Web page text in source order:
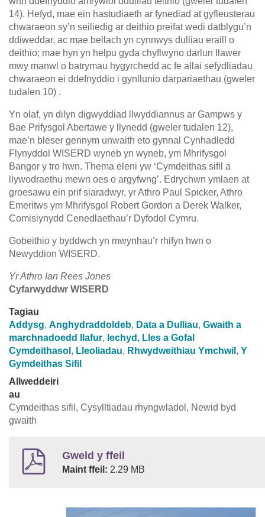
14). Hefyd, mae ein hastudiaeth ar fynediad at gyfleusterau
chwaraeon sy’n seiliedig ar deithio preifat wedi datblygu’n
ddiweddar, ac mae bellach yn cynnwys dulliau eraill o
deithio; mae hyn yn helpu gyda chyflwyno darlun llawer
mwy manwl o batrymau hygyrchedd ac fe allai sefydliadau
chwaraeon ei ddefnyddio i gynllunio darpariaethau (gweler
tudalen 10) .
Yn olaf, yn dilyn digwyddiad llwyddiannus ar Gampws y
Bae Prifysgol Abertawe y llynedd (gweler tudalen 12),
mae’n bleser gennym unwaith eto gynnal Cynhadledd
Flynyddol WISERD wyneb yn wyneb, ym Mhrifysgol
Bangor y tro hwn. Thema eleni yw ‘Cymdeithas sifil a
llywodraethu mewn oes o argyfwng’. Edrychwn ymlaen at
groesawu ein prif siaradwyr, yr Athro Paul Spicker, Athro
Emeritws ym Mhrifysgol Robert Gordon a Derek Walker,
Comisiynydd Cenedlaethau’r Dyfodol Cymru.
Gobeithio y byddwch yn mwynhau’r rhifyn hwn o
Newyddion WISERD.
Yr Athro Ian Rees Jones
Cyfarwyddwr WISERD
Tagiau
Addysg, Anghydraddoldeb, Data a Dulliau, Gwaith a
marchnadoedd llafur, Iechyd, Lles a Gofal
Cymdeithasol , Lleoliadau, Rhwydweithiau Ymchwil , Y
Gymdeithas Sifil
Allweddeiri
au
Cymdeithas sifil, Cysylltiadau rhyngwladol, Newid byd
gwaith
Gweld y ffeil
Maint ffeil: 2.29 MB